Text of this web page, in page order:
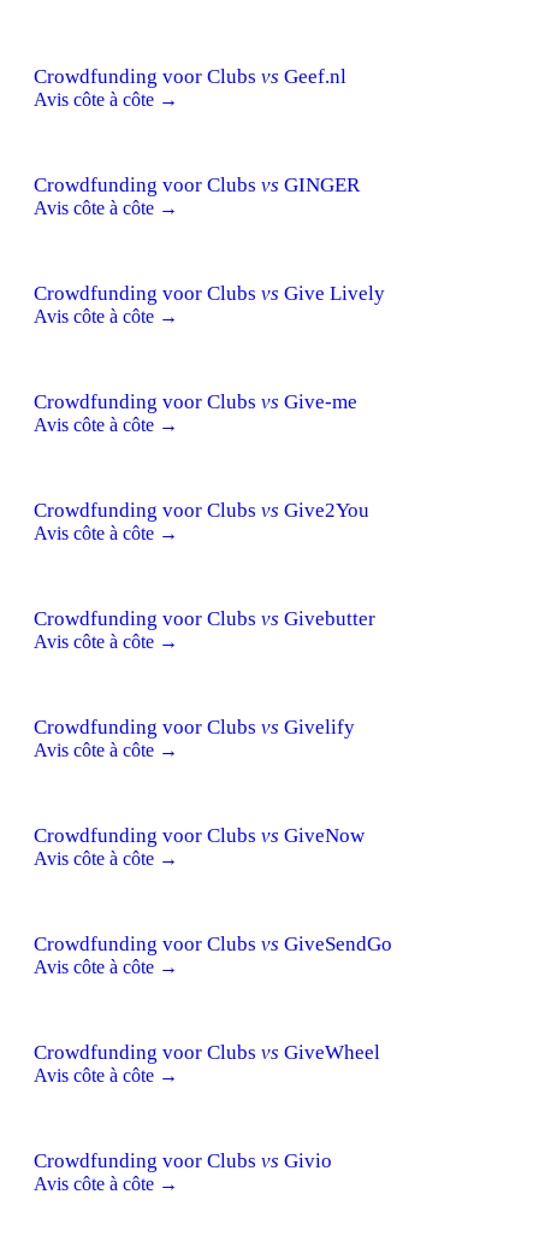
Crowdfunding voor Clubs vs Geef.nl
Avis côte à côte →
Crowdfunding voor Clubs vs GINGER
Avis côte à côte →
Crowdfunding voor Clubs vs Give Lively
Avis côte à côte →
Crowdfunding voor Clubs vs Give-me
Avis côte à côte →
Crowdfunding voor Clubs vs Give2You
Avis côte à côte →
Crowdfunding voor Clubs vs Givebutter
Avis côte à côte →
Crowdfunding voor Clubs vs Givelify
Avis côte à côte →
Crowdfunding voor Clubs vs GiveNow
Avis côte à côte →
Crowdfunding voor Clubs vs GiveSendGo
Avis côte à côte →
Crowdfunding voor Clubs vs GiveWheel
Avis côte à côte →
Crowdfunding voor Clubs vs Givio
Avis côte à côte →